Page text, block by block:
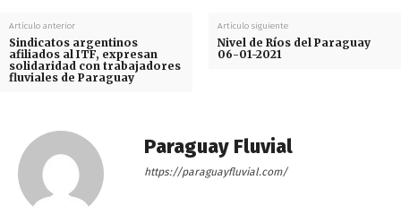
Artículo anterior
Sindicatos argentinos
afiliados al ITF, expresan
solidaridad con trabajadores
fluviales de Paraguay
Artículo siguiente
Nivel de Ríos del Paraguay
06-01-2021
Paraguay Fluvial
https://paraguayfluvial.com/